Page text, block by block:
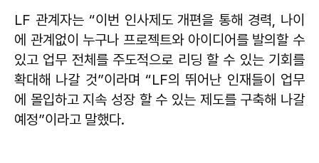
LF 관계자는 “이번 인사제도 개편을 통해 경력, 나이
에 관계없이 누구나 프로젝트와 아이디어를 발의할 수
있고 업무 전체를 주도적으로 리딩 할 수 있는 기회를
확대해 나갈 것”이라며 “LF의 뛰어난 인재들이 업무
에 몰입하고 지속 성장 할 수 있는 제도를 구축해 나갈
예정”이라고 말했다.